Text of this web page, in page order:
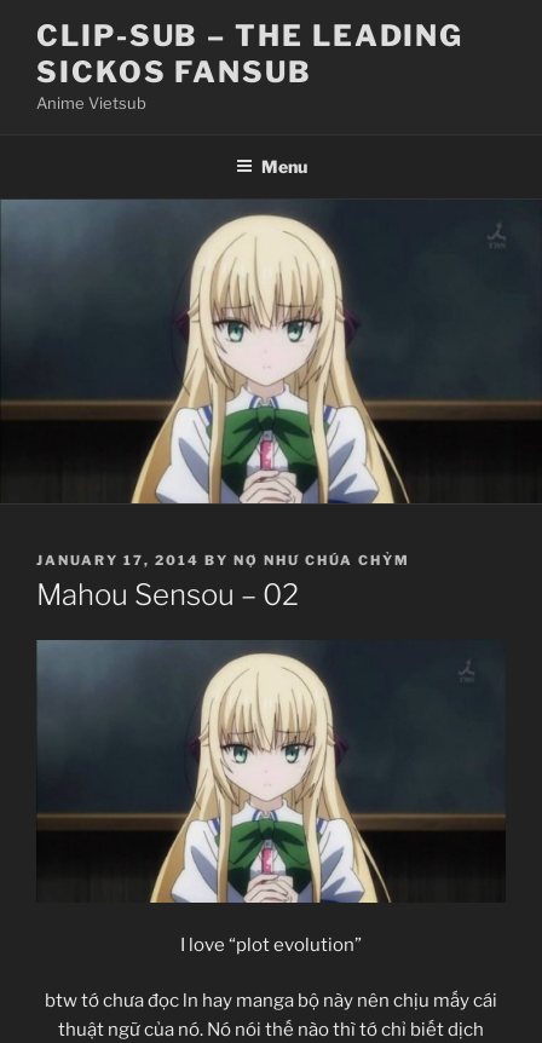
content
CLIP-SUB – THE LEADING
SICKOS FANSUB
Anime Vietsub
Menu
POSTED
ON
JANUARY 17, 2014 BY NỢ NHƯ CHÚA CHỶM
Mahou Sensou – 02
I love “plot evolution”
btw tớ chưa đọc ln hay manga bộ này nên chịu mấy cái
thuật ngữ của nó. Nó nói thế nào thì tớ chỉ biết dịch